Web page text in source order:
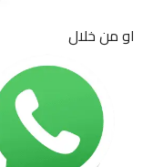
او من خلال